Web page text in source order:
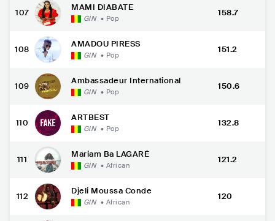
107
MAMI DIABATE
GIN • Pop
158.7
108
AMADOU PIRESS
GIN • Pop
151.2
109
Ambassadeur International
GIN • Pop
150.6
110
ARTBEST
GIN • Pop
132.8
111
Mariam Ba LAGARÉ
GIN • African
121.2
112
Djeli Moussa Conde
GIN • African
120